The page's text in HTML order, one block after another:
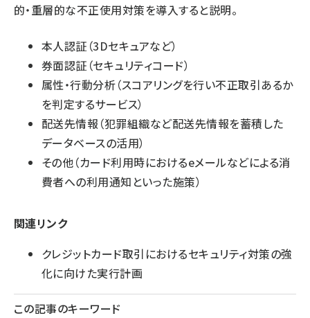
的・重層的な不正使用対策を導入すると説明。
本人認証（3Dセキュアなど）
券面認証（セキュリティコード）
属性・行動分析（スコアリングを行い不正取引あるか
を判定するサービス）
配送先情報（犯罪組織など配送先情報を蓄積した
データベースの活用）
その他（カード利用時におけるeメールなどによる消
費者への利用通知といった施策）
関連リンク
クレジットカード取引におけるセキュリティ対策の強
化に向けた実行計画
この記事のキーワード